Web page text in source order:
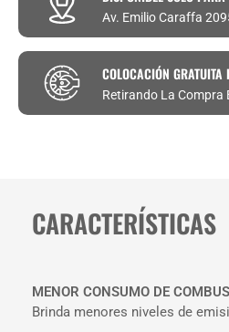
Av. Emilio Caraffa
COLOCACIÓN GRATUITA
Retirando La Compra
CARACTERÍSTICAS
MENOR CONSUMO DE
Brinda menores niveles de